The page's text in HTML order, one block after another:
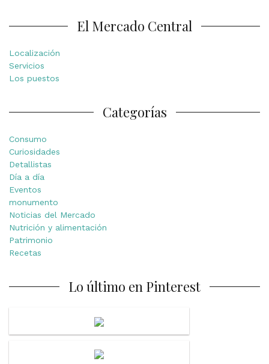
El Mercado Central
Localización
Servicios
Los puestos
Categorías
Consumo
Curiosidades
Detallistas
Día a día
Eventos
monumento
Noticias del Mercado
Nutrición y alimentación
Patrimonio
Recetas
Lo último en Pinterest